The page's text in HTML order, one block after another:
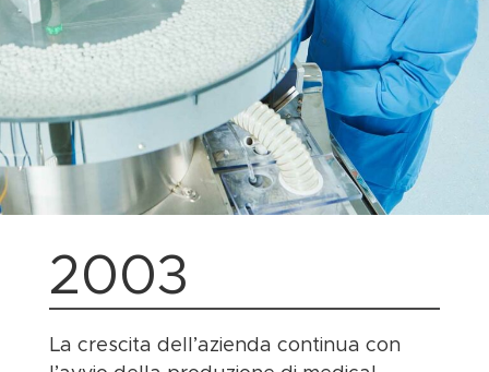
2003
La crescita dell’azienda continua con